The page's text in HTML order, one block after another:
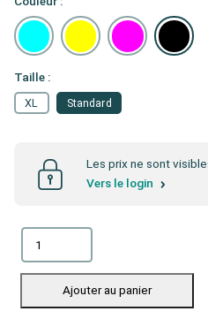
Taille :
XL Standard
Les prix ne sont
Vers le login
Ajouter au panier